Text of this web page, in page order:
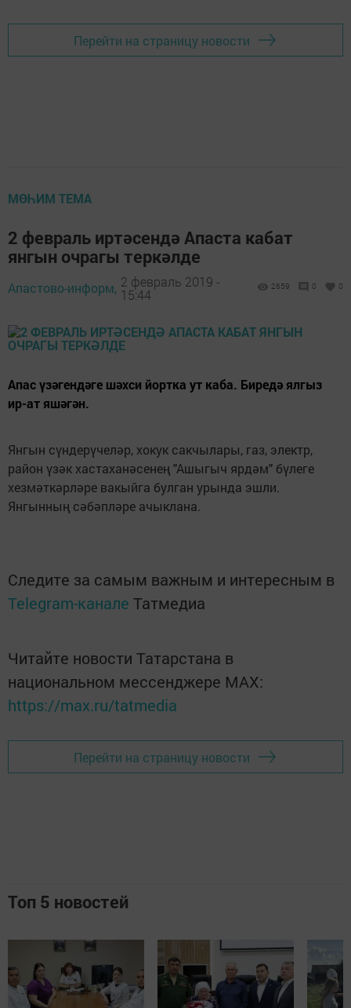
Перейти на страницу новости
МӨҺИМ ТЕМА
2 февраль иртәсендә Апаста кабат
янгын очрагы теркәлде
Апастово-информ, 2 февраль 2019 -
15:44
2659 0 0
Апас үзәгендәге шәхси йортка ут каба. Биредә ялгыз
ир-ат яшәгән.
Янгын сүндерүчеләр, хокук сакчылары, газ, электр,
район үзәк хастаханәсенең "Ашыгыч ярдәм" бүлеге
хезмәткәрләре вакыйга булган урында эшли.
Янгынның сәбәпләре ачыклана.
Следите за самым важным и интересным в
Telegram-канале Татмедиа
Читайте новости Татарстана в
национальном мессенджере MАХ:
https://max.ru/tatmedia
Перейти на страницу новости
Топ 5 новостей